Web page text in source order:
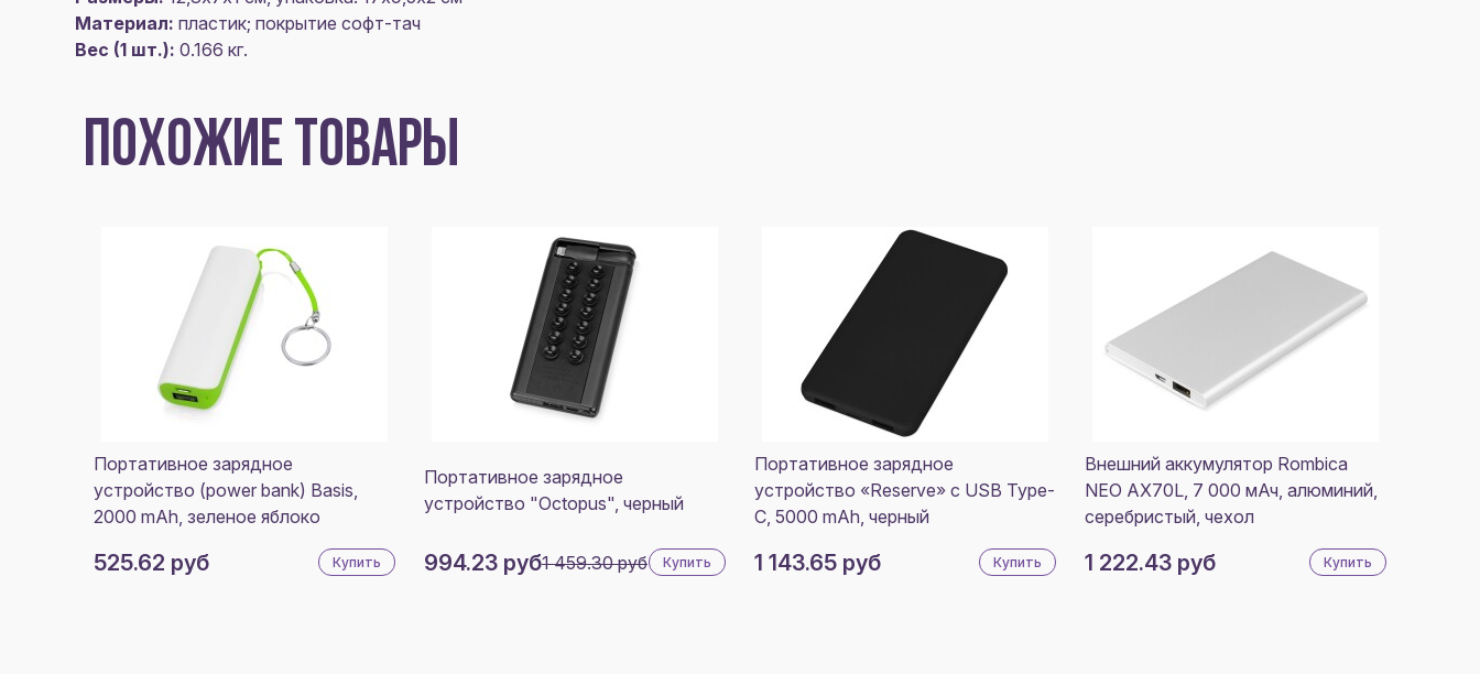
Материал: пластик; покрытие софт-тач
Вес (1 шт.): 0.166 кг.
ПОХОЖИЕ ТОВАРЫ
Портативное зарядное
устройство (power bank) Basis,
2000 mAh, зеленое яблоко
525.62 руб Купить
Портативное зарядное
устройство "Octopus", черный
994.23 руб1 459.30 руб Купить
Портативное зарядное
устройство «Reserve» с USB Type-
C, 5000 mAh, черный
1 143.65 руб Купить
Внешний аккумулятор Rombica
NEO AX70L, 7 000 мАч, алюминий,
серебристый, чехол
1 222.43 руб Купить